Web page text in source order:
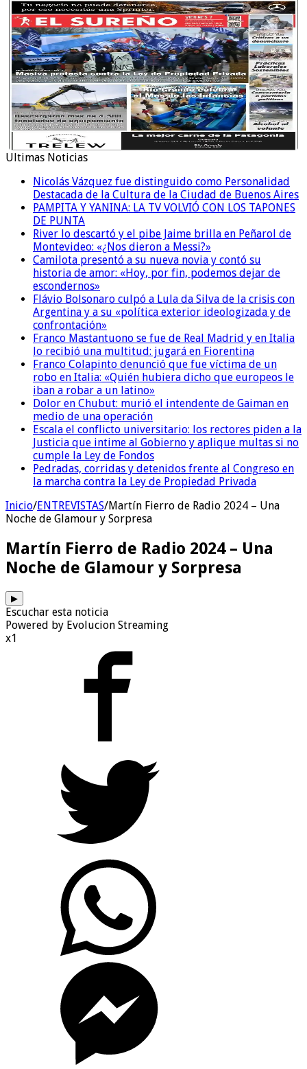
Ultimas Noticias
Nicolás Vázquez fue distinguido como Personalidad
Destacada de la Cultura de la Ciudad de Buenos Aires
PAMPITA Y YANINA: LA TV VOLVIÓ CON LOS TAPONES
DE PUNTA
River lo descartó y el pibe Jaime brilla en Peñarol de
Montevideo: «¿Nos dieron a Messi?»
Camilota presentó a su nueva novia y contó su
historia de amor: «Hoy, por fin, podemos dejar de
escondernos»
Flávio Bolsonaro culpó a Lula da Silva de la crisis con
Argentina y a su «política exterior ideologizada y de
confrontación»
Franco Mastantuono se fue de Real Madrid y en Italia
lo recibió una multitud: jugará en Fiorentina
Franco Colapinto denunció que fue víctima de un
robo en Italia: «Quién hubiera dicho que europeos le
iban a robar a un latino»
Dolor en Chubut: murió el intendente de Gaiman en
medio de una operación
Escala el conflicto universitario: los rectores piden a la
Justicia que intime al Gobierno y aplique multas si no
cumple la Ley de Fondos
Pedradas, corridas y detenidos frente al Congreso en
la marcha contra la Ley de Propiedad Privada
Inicio/ENTREVISTAS/Martín Fierro de Radio 2024 – Una
Noche de Glamour y Sorpresa
Martín Fierro de Radio 2024 – Una
Noche de Glamour y Sorpresa
▶
Escuchar esta noticia
Powered by Evolucion Streaming
x1